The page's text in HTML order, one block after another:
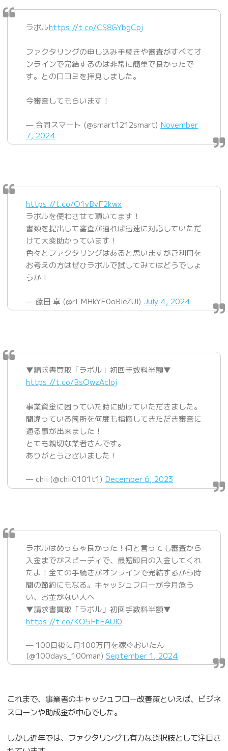
ラボルhttps://t.co/CS8GYbgCpj
ファクタリングの申し込み手続きや審査がすべてオ
ンラインで完結するのは非常に簡単で良かったで
す。との口コミを拝見しました。
今審査してもらいます！
— 合同スマート (@smart1212smart) November
7, 2024
https://t.co/O1vBvF2kwx
ラボルを使わさせて頂いてます！
書類を提出して審査が通れば迅速に対応していただ
けて大変助かっています！
色々とファクタリングはあると思いますがご利用を
お考えの方はぜひラボルで試してみてはどうでしょ
うか！
— 藤田 卓 (@rLMHkYF0oBleZUl) July 4, 2024
▼請求書買取「ラボル」初回手数料半額▼
https://t.co/BsQwzAcIoj
事業資金に困っていた時に助けていただきました。
間違っている箇所を何度も指摘してきただき審査に
通る事が出来ました！
とても親切な業者さんです。
ありがとうございました！
— chii (@chii0101t1) December 6, 2023
ラボルはめっちゃ良かった！何と言っても審査から
入金までがスピーディで、最短即日の入金してくれ
たよ！全ての手続きがオンラインで完結するから時
間の節約にもなる。キャッシュフローが今月危う
い、お金がない人へ
▼請求書買取「ラボル」初回手数料半額▼
https://t.co/KO5FhEAUl0
— 100日後に月100万円を稼ぐおいたん
(@100days_100man) September 1, 2024
これまで、事業者のキャッシュフロー改善策といえば、ビジネ
スローンや助成金が中心でした。
しかし近年では、ファクタリングも有力な選択肢として注目さ